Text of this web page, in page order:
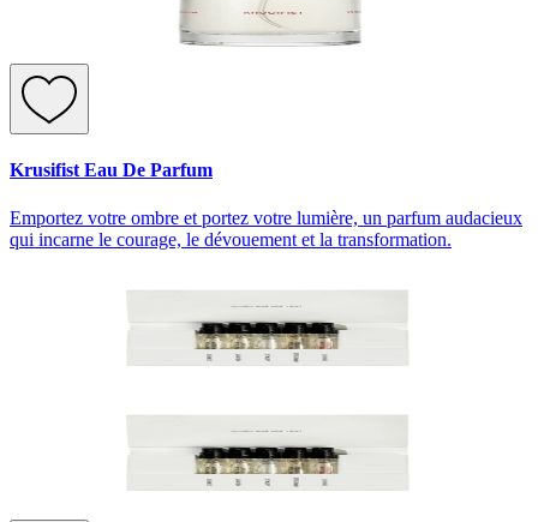
Krusifist Eau De Parfum
Emportez votre ombre et portez votre lumière, un parfum audacieux
qui incarne le courage, le dévouement et la transformation.